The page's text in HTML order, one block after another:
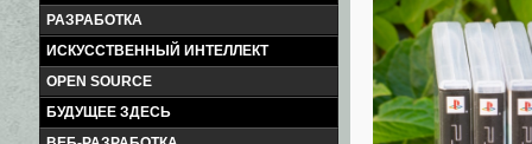
РАЗРАБОТКА
ИСКУССТВЕННЫЙ ИНТЕЛЛЕКТ
OPEN SOURCE
БУДУЩЕЕ ЗДЕСЬ